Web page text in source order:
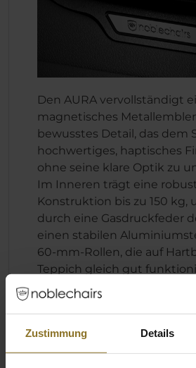
Zustimmung Details
Den AURA vervollständigt
magnetisches
bewusstes Detail, das dem
hochwertiges, haptisches
ohne seine klare Optik zu
Im Inneren trägt eine
Konstruktion bis zu 150 kg,
durch eine Gasdruckfeder
einen stabilen
60-mm-Rollen, die auf
Teppich gleich gut
Technische Details